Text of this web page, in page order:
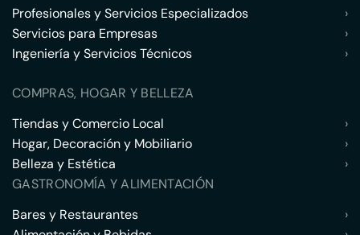
Profesionales y Servicios Especializados
›
Servicios para Empresas
›
Ingeniería y Servicios Técnicos
›
COMPRAS, HOGAR Y BELLEZA
Tiendas y Comercio Local
›
Hogar, Decoración y Mobiliario
›
Belleza y Estética
›
GASTRONOMÍA Y ALIMENTACIÓN
Bares y Restaurantes
›